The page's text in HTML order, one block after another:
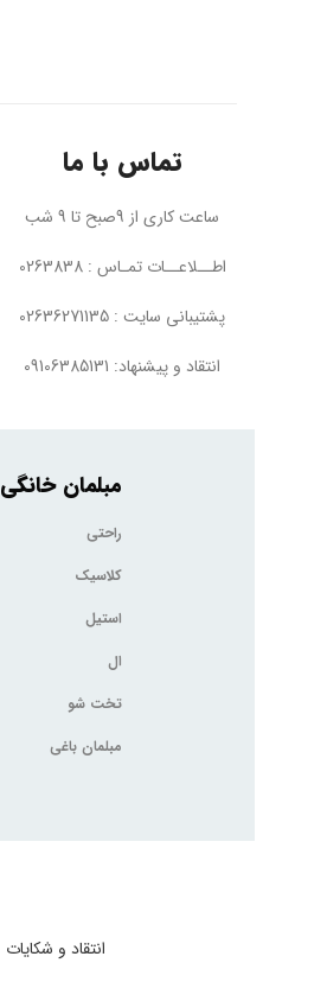
تماس با ما
ساعت کاری از 9صبح تا 9 شب
اطــلاعــات تمـاس : 0263838
پشتیبانی سایت : 02636271135
انتقاد و پیشنهاد: 09106385131
مبلمان خانگی
راحتی
کلاسیک
استیل
ال
تخت شو
مبلمان باغی
انتقاد و شکایات